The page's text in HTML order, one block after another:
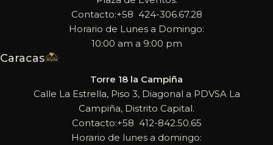
Contacto:+58 424-306.67.28
Horario de Lunes a Domingo:
10:00 am a 9:00 pm
Caracas
Torre 18 la Campiña
Calle La Estrella, Piso 3, Diagonal a PDVSA La
Campiña, Distrito Capital.
Contacto:+58 412-842.50.65
Horario de lunes a domingo: